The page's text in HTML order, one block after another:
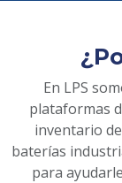
En LPS
plataformas
inventario
baterías
para